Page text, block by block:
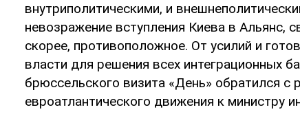
внутриполитическими, и
невозражение вступления Киева в Альянс,
скорее, противоположное. От усилий и
власти для решения всех интеграционных
брюссельского визита «День» обратился с
евроатлантического движения к министру